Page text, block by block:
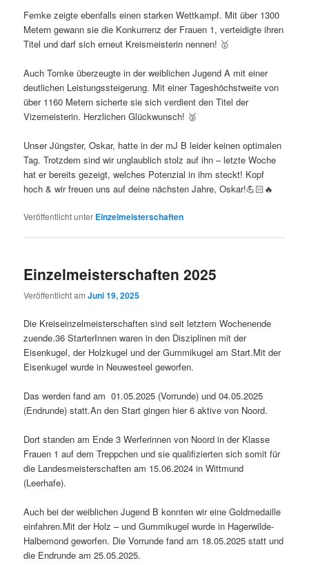
Femke zeigte ebenfalls einen starken Wettkampf. Mit über 1300
Metern gewann sie die Konkurrenz der Frauen 1, verteidigte ihren
Titel und darf sich erneut Kreismeisterin nennen! 🥇
Auch Tomke überzeugte in der weiblichen Jugend A mit einer
deutlichen Leistungssteigerung. Mit einer Tageshöchstweite von
über 1160 Metern sicherte sie sich verdient den Titel der
Vizemeisterin. Herzlichen Glückwunsch! 🥈
Unser Jüngster, Oskar, hatte in der mJ B leider keinen optimalen
Tag. Trotzdem sind wir unglaublich stolz auf ihn – letzte Woche
hat er bereits gezeigt, welches Potenzial in ihm steckt! Kopf
hoch & wir freuen uns auf deine nächsten Jahre, Oskar!💪🏻🔥
Veröffentlicht unter Einzelmeisterschaften
Einzelmeisterschaften 2025
Veröffentlicht amJuni 19, 2025
Die Kreiseinzelmeisterschaften sind seit letztem Wochenende
zuende.36 StarterInnen waren in den Disziplinen mit der
Eisenkugel, der Holzkugel und der Gummikugel am Start.Mit der
Eisenkugel wurde in Neuwesteel geworfen.
Das werden fand am 01.05.2025 (Vorrunde) und 04.05.2025
(Endrunde) statt.An den Start gingen hier 6 aktive von Noord.
Dort standen am Ende 3 Werferinnen von Noord in der Klasse
Frauen 1 auf dem Treppchen und sie qualifizierten sich somit für
die Landesmeisterschaften am 15.06.2024 in Wittmund
(Leerhafe).
Auch bei der weiblichen Jugend B konnten wir eine Goldmedaille
einfahren.Mit der Holz – und Gummikugel wurde in Hagerwilde-
Halbemond geworfen. Die Vorrunde fand am 18.05.2025 statt und
die Endrunde am 25.05.2025.